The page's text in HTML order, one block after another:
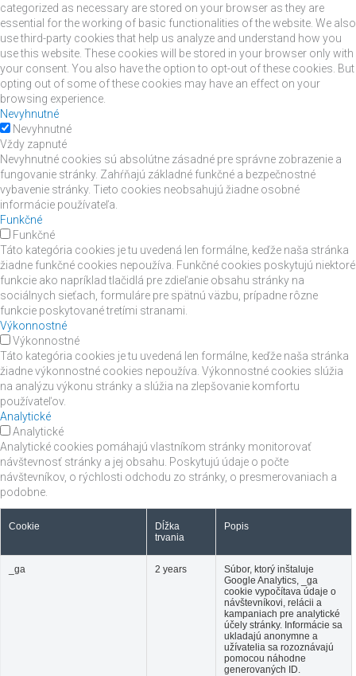
categorized as necessary are stored on your browser as they are
essential for the working of basic functionalities of the website. We also
use third-party cookies that help us analyze and understand how you
use this website. These cookies will be stored in your browser only with
your consent. You also have the option to opt-out of these cookies. But
opting out of some of these cookies may have an effect on your
browsing experience.
Nevyhnutné
Nevyhnutné
Vždy zapnuté
Nevyhnutné cookies sú absolútne zásadné pre správne zobrazenie a
fungovanie stránky. Zahŕňajú základné funkčné a bezpečnostné
vybavenie stránky. Tieto cookies neobsahujú žiadne osobné
informácie používateľa.
Funkčné
Funkčné
Táto kategória cookies je tu uvedená len formálne, keďže naša stránka
žiadne funkčné cookies nepoužíva. Funkčné cookies poskytujú niektoré
funkcie ako napríklad tlačidlá pre zdieľanie obsahu stránky na
sociálnych sieťach, formuláre pre spätnú väzbu, prípadne rôzne
funkcie poskytované tretími stranami.
Výkonnostné
Výkonnostné
Táto kategória cookies je tu uvedená len formálne, keďže naša stránka
žiadne výkonnostné cookies nepoužíva. Výkonnostné cookies slúžia
na analýzu výkonu stránky a slúžia na zlepšovanie komfortu
používateľov.
Analytické
Analytické
Analytické cookies pomáhajú vlastníkom stránky monitorovať
návštevnosť stránky a jej obsahu. Poskytujú údaje o počte
návštevníkov, o rýchlosti odchodu zo stránky, o presmerovaniach a
podobne.
Cookie
Dĺžka
trvania
Popis
_ga 2 years
Súbor, ktorý inštaluje
Google Analytics, _ga
cookie vypočítava údaje o
návštevníkovi, relácii a
kampaniach pre analytické
účely stránky. Informácie sa
ukladajú anonymne a
užívatelia sa rozoznávajú
pomocou náhodne
generovaných ID.